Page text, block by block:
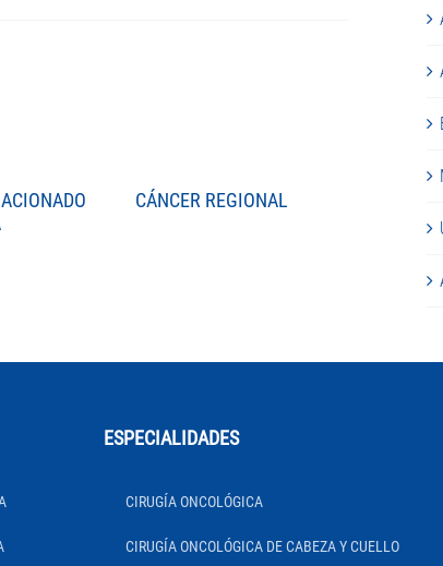
CÁNCER REGIONAL
ESPECIALIDADES
CIRUGÍA ONCOLÓGICA
CIRUGÍA ONCOLÓGICA DE CABEZA Y CUELLO